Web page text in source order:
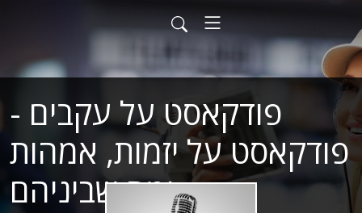
פודקאסט על עקבים -
פודקאסט על יזמות, אמהות
ומה שביניהם